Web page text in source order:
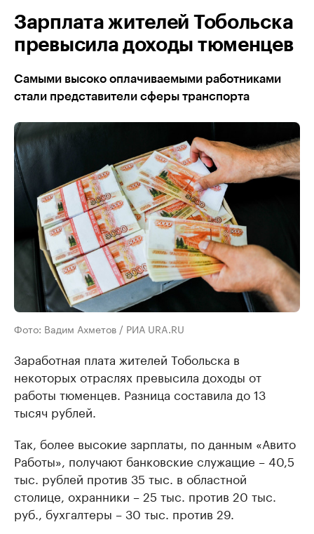
Зарплата жителей Тобольска
превысила доходы тюменцев
Самыми высоко оплачиваемыми работниками
стали представители сферы транспорта
Фото: Вадим Ахметов / РИА URA.RU
Заработная плата жителей Тобольска в
некоторых отраслях превысила доходы от
работы тюменцев. Разница составила до 13
тысяч рублей.
Так, более высокие зарплаты, по данным «Авито
Работы», получают банковские служащие – 40,5
тыс. рублей против 35 тыс. в областной
столице, охранники – 25 тыс. против 20 тыс.
руб., бухгалтеры – 30 тыс. против 29.